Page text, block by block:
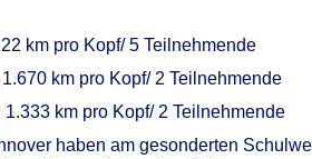
km pro Kopf/ 5 Teilnehmende
km pro Kopf/ 2 Teilnehmende
km pro Kopf/ 2 Teilnehmende
haben am gesonderten